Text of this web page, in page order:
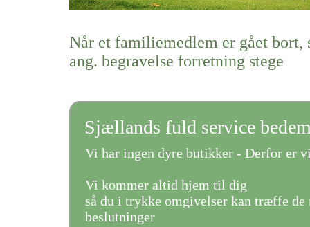
Når et familiemedlem er gået bort,
ang. begravelse forretning stege
Sjællands fuld service
Vi har ingen dyre butikker - Derfor er
Vi kommer altid hjem til dig
så du i trykke omgivelser kan træffe de
beslutninger